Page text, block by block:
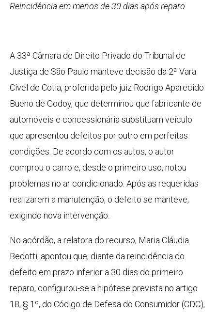
Reincidência em menos de 30 dias após reparo.
A 33ª Câmara de Direito Privado do Tribunal de
Justiça de São Paulo manteve decisão da 2ª Vara
Cível de Cotia, proferida pelo juiz Rodrigo Aparecido
Bueno de Godoy, que determinou que fabricante de
automóveis e concessionária substituam veículo
que apresentou defeitos por outro em perfeitas
condições. De acordo com os autos, o autor
comprou o carro e, desde o primeiro uso, notou
problemas no ar condicionado. Após as requeridas
realizarem a manutenção, o defeito se manteve,
exigindo nova intervenção.
No acórdão, a relatora do recurso, Maria Cláudia
Bedotti, apontou que, diante da reincidência do
defeito em prazo inferior a 30 dias do primeiro
reparo, configurou-se a hipótese prevista no artigo
18, § 1º, do Código de Defesa do Consumidor (CDC),